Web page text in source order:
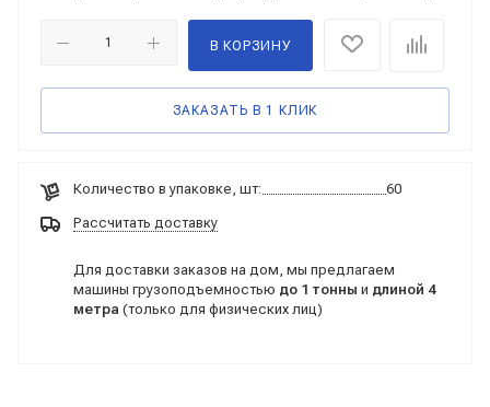
В КОРЗИНУ
ЗАКАЗАТЬ В 1 КЛИК
Количество в упаковке, шт: 60
Рассчитать доставку
Для доставки заказов на дом, мы предлагаем
машины грузоподъемностью до 1 тонны и длиной 4
метра (только для физических лиц)